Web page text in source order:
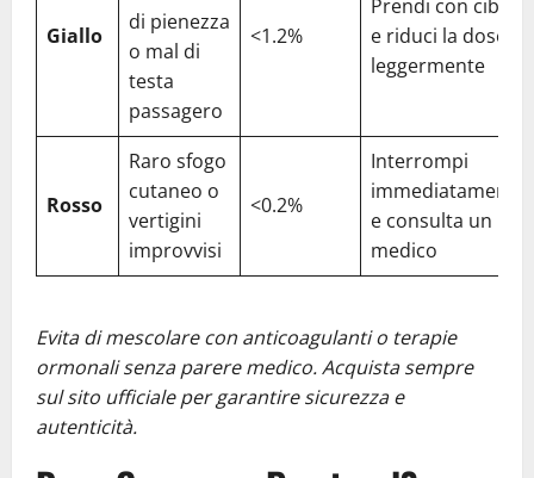
Giallo
di pienezza
o mal di
testa
passagero
<1.2%
Prendi con cibo
e riduci la dose
leggermente
Rosso
Raro sfogo
cutaneo o
vertigini
improvvisi
<0.2%
Interrompi
immediatamente
e consulta un
medico
Evita di mescolare con anticoagulanti o terapie
ormonali senza parere medico. Acquista sempre
sul sito ufficiale per garantire sicurezza e
autenticità.